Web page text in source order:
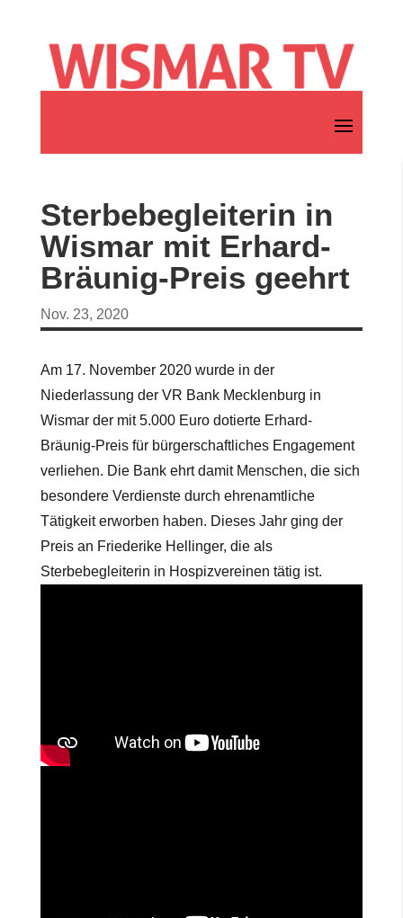
Sterbebegleiterin in
Wismar mit Erhard-
Bräunig-Preis geehrt
Nov. 23, 2020
Am 17. November 2020 wurde in der
Niederlassung der VR Bank Mecklenburg in
Wismar der mit 5.000 Euro dotierte Erhard-
Bräunig-Preis für bürgerschaftliches Engagement
verliehen. Die Bank ehrt damit Menschen, die sich
besondere Verdienste durch ehrenamtliche
Tätigkeit erworben haben. Dieses Jahr ging der
Preis an Friederike Hellinger, die als
Sterbebegleiterin in Hospizvereinen tätig ist.